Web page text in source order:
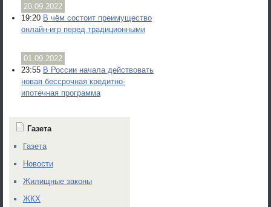
20.09.2022
19:20 В чём состоит преимущество
онлайн-игр перед традиционными
01.09.2022
23:55 В России начала действовать
новая бессрочная кредитно-
ипотечная программа
Газета
Газета
Новости
Жилищные законы
ЖКХ